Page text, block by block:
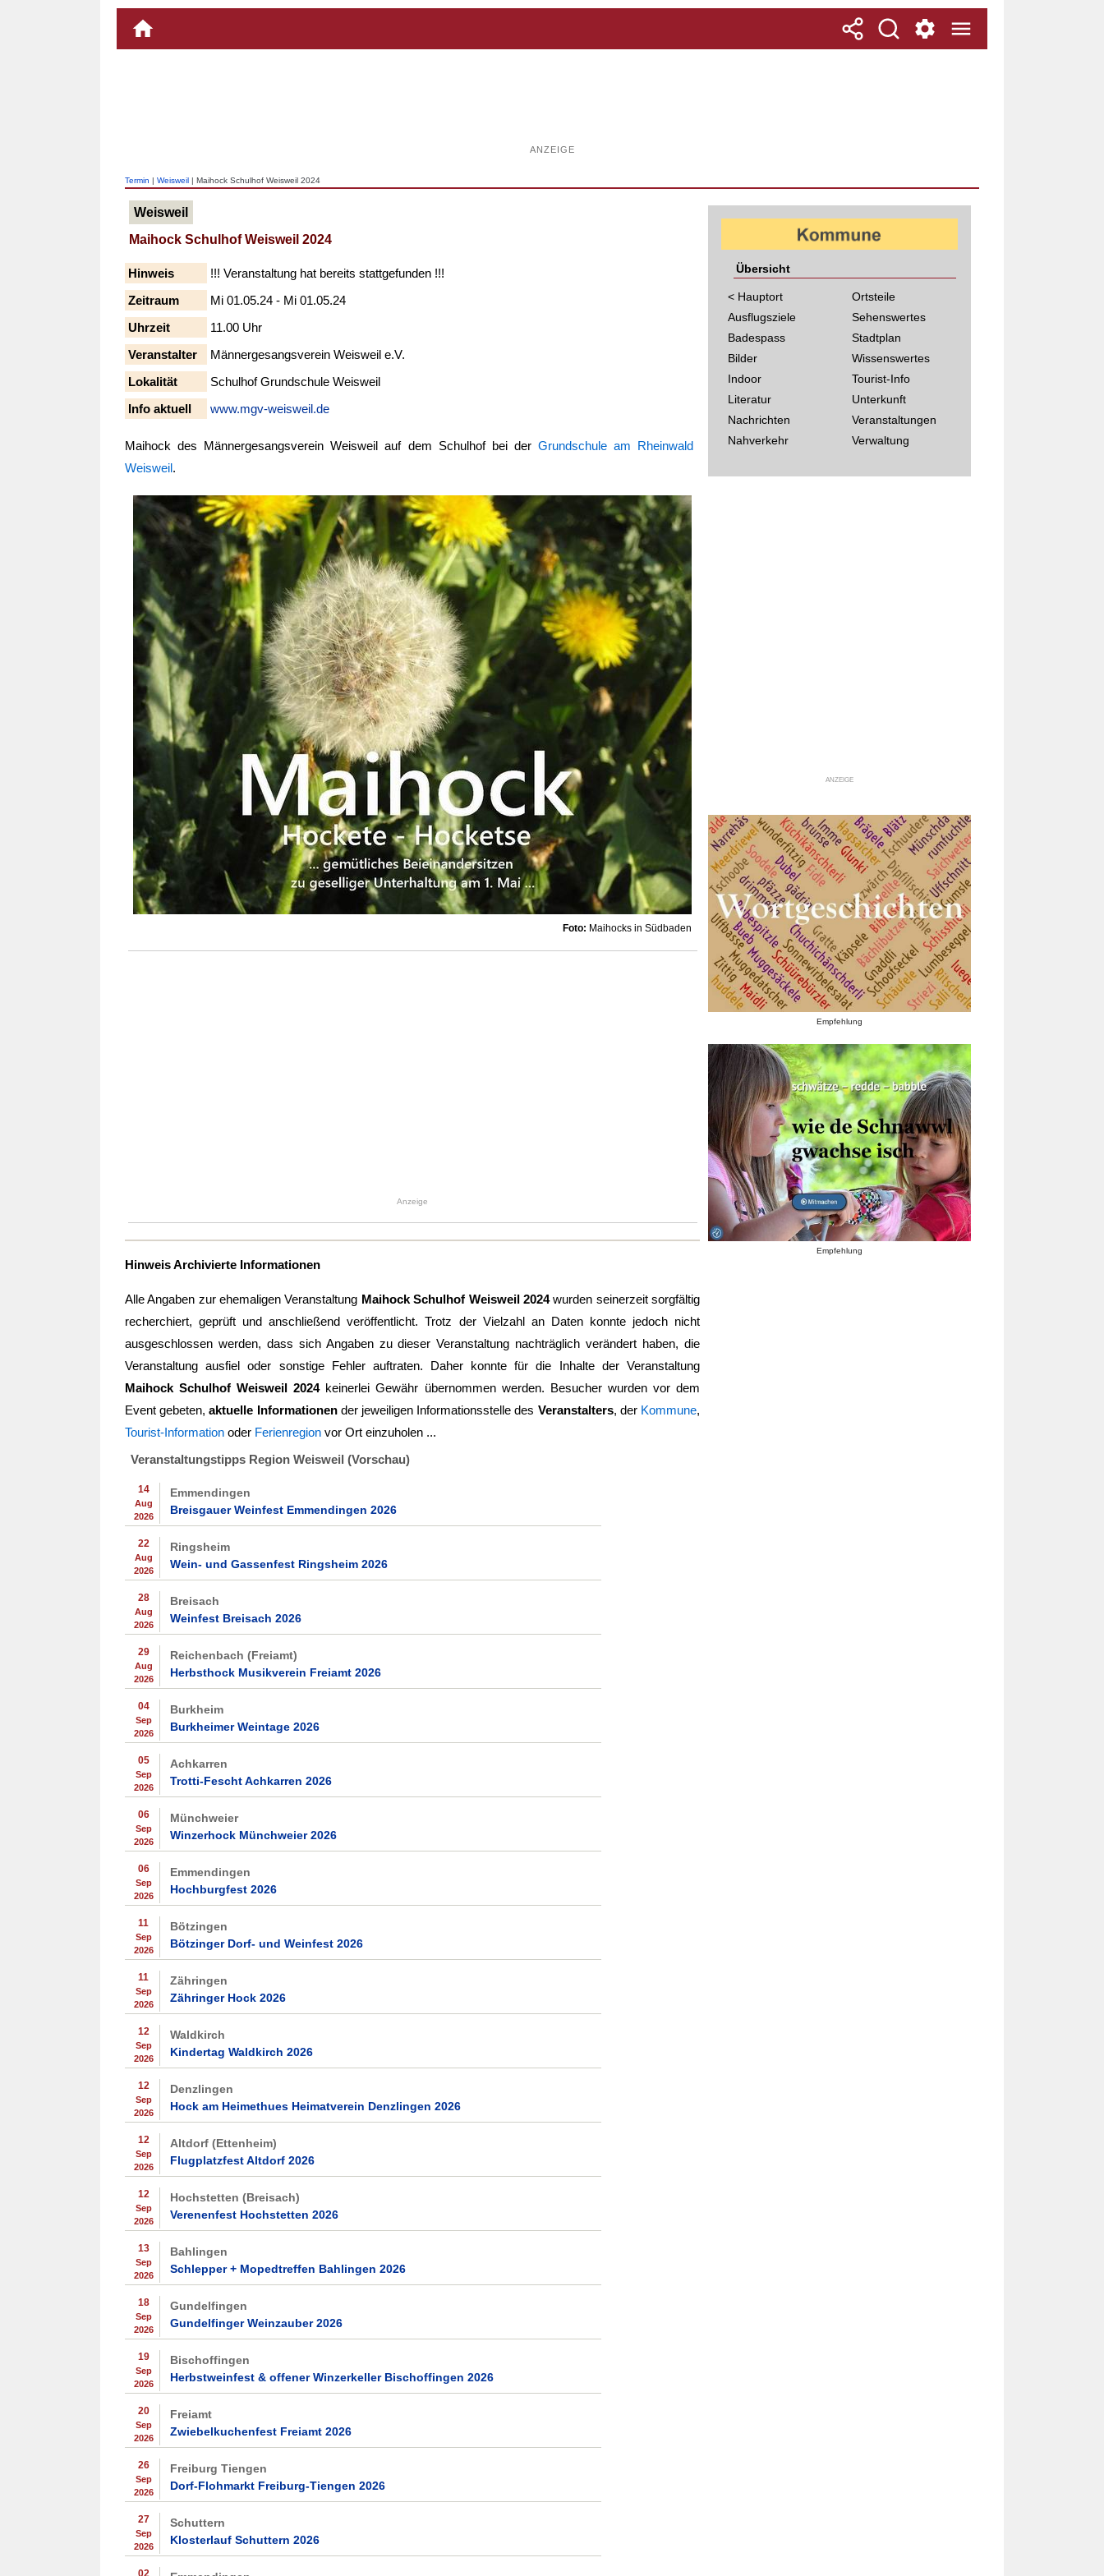
ANZEIGE
Termin | Weisweil | Maihock Schulhof Weisweil 2024
Weisweil
Maihock Schulhof Weisweil 2024
Hinweis
!!! Veranstaltung hat bereits stattgefunden !!!
Zeitraum
Mi 01.05.24 - Mi 01.05.24
Uhrzeit
11.00 Uhr
Veranstalter
Männergesangsverein Weisweil e.V.
Lokalität
Schulhof Grundschule Weisweil
Info aktuell
www.mgv-weisweil.de
Maihock des Männergesangsverein Weisweil auf dem Schulhof bei der Grundschule am Rheinwald
Weisweil.
Foto: Maihocks in Südbaden
Anzeige
Hinweis Archivierte Informationen
Alle Angaben zur ehemaligen Veranstaltung Maihock Schulhof Weisweil 2024wurden seinerzeit sorgfältig
recherchiert, geprüft und anschließend veröffentlicht. Trotz der Vielzahl an Daten konnte jedoch nicht
ausgeschlossen werden, dass sich Angaben zu dieser Veranstaltung nachträglich verändert haben, die
Veranstaltung ausfiel oder sonstige Fehler auftraten. Daher konnte für die Inhalte der Veranstaltung
Maihock Schulhof Weisweil 2024keinerlei Gewähr übernommen werden. Besucher wurden vor dem
Event gebeten,aktuelle Informationender jeweiligen Informationsstelle des Veranstalters, der Kommune,
Tourist-Information oder Ferienregion vor Ort einzuholen ...
Veranstaltungstipps Region Weisweil (Vorschau)
14
Aug
2026
Emmendingen
Breisgauer Weinfest Emmendingen 2026
22
Aug
2026
Ringsheim
Wein- und Gassenfest Ringsheim 2026
28
Aug
2026
Breisach
Weinfest Breisach 2026
29
Aug
2026
Reichenbach (Freiamt)
Herbsthock Musikverein Freiamt 2026
04
Sep
2026
Burkheim
Burkheimer Weintage 2026
05
Sep
2026
Achkarren
Trotti-Fescht Achkarren 2026
06
Sep
2026
Münchweier
Winzerhock Münchweier 2026
06
Sep
2026
Emmendingen
Hochburgfest 2026
11
Sep
2026
Bötzingen
Bötzinger Dorf- und Weinfest 2026
11
Sep
2026
Zähringen
Zähringer Hock 2026
12
Sep
2026
Waldkirch
Kindertag Waldkirch 2026
12
Sep
2026
Denzlingen
Hock am Heimethues Heimatverein Denzlingen 2026
12
Sep
2026
Altdorf (Ettenheim)
Flugplatzfest Altdorf 2026
12
Sep
2026
Hochstetten (Breisach)
Verenenfest Hochstetten 2026
13
Sep
2026
Bahlingen
Schlepper + Mopedtreffen Bahlingen 2026
18
Sep
2026
Gundelfingen
Gundelfinger Weinzauber 2026
19
Sep
2026
Bischoffingen
Herbstweinfest & offener Winzerkeller Bischoffingen 2026
20
Sep
2026
Freiamt
Zwiebelkuchenfest Freiamt 2026
26
Sep
2026
Freiburg Tiengen
Dorf-Flohmarkt Freiburg-Tiengen 2026
27
Sep
2026
Schuttern
Klosterlauf Schuttern 2026
02
Übersicht
< Hauptort
Ausflugsziele
Badespass
Bilder
Indoor
Literatur
Nachrichten
Nahverkehr
Ortsteile
Sehenswertes
Stadtplan
Wissenswertes
Tourist-Info
Unterkunft
Veranstaltungen
Verwaltung
ANZEIGE
Empfehlung
Empfehlung